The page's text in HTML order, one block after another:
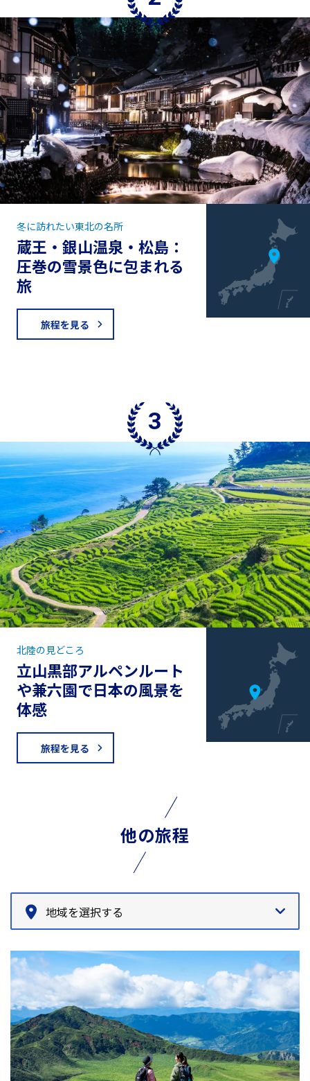
蔵王・銀山温泉・松島：
圧巻の雪景色に包まれる
旅
冬に訪れたい東北の名所
旅程を見る
立山黒部アルペンルート
や兼六園で日本の風景を
体感
北陸の見どころ
旅程を見る
他の旅程
地域を選択する